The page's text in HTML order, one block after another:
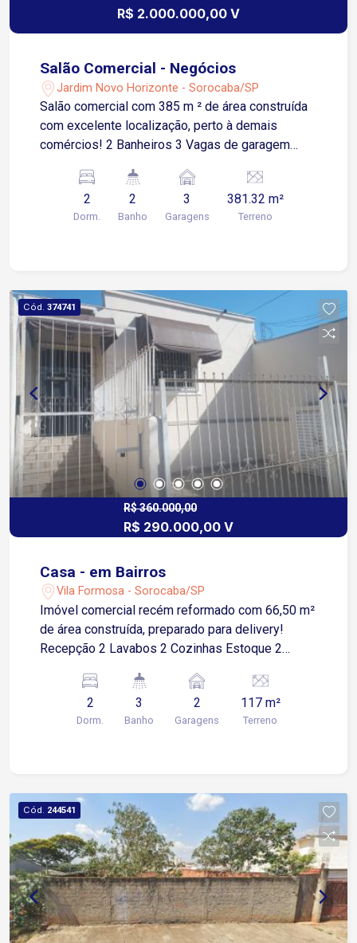
R$ 2.000.000,00 V
Salão Comercial - Negócios
Jardim Novo Horizonte - Sorocaba/SP
Salão comercial com 385 m ² de área construída
com excelente localização, perto à demais
comércios! 2 Banheiros 3 Vagas de garagem
2
Dorm.
2
Banho
3
Garagens
381.32 m²
Terreno
Cód. 374741
R$ 360.000,00
R$ 290.000,00 V
Casa - em Bairros
Vila Formosa - Sorocaba/SP
Imóvel comercial recém reformado com 66,50 m²
de área construída, preparado para delivery!
Recepção 2 Lavabos 2 Cozinhas Estoque 2
2
Dorm.
3
Banho
2
Garagens
117 m²
Terreno
Cód. 244541